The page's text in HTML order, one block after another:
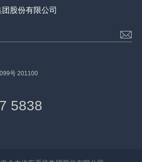
团股份有限公司
号 201100
5838